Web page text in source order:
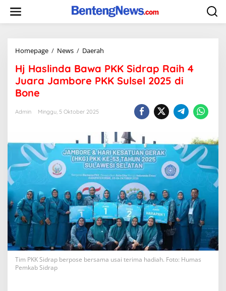
content
Homepage / News / Daerah
Bawa
PKK
Sidrap
PKK
Sulsel
2025
di
Bone
Hj Haslinda Bawa PKK Sidrap Raih 4
Juara Jambore PKK Sulsel 2025 di
Bone
Admin Minggu, 5 Oktober 2025
Tim PKK Sidrap berpose bersama usai terima hadiah. Foto: Humas
Pemkab Sidrap